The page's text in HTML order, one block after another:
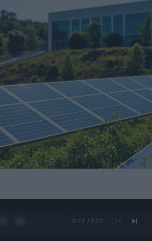
0:28 / 2:02 1 /4